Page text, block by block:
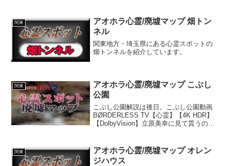
関東
アオホラ心霊/廃墟マップ 畑トン
ネル
関東地方・埼玉県にある心霊スポットの
畑トンネルを紹介しています。
関東
アオホラ心霊/廃墟マップ こぶし
公園
こぶし公園解説は後日。こぶし公園動画
BØRDERLESS TV【心霊】【4K HDR】
【DolbyVision】立原美幸に見て貰うので
視】【心霊映像】心霊...
関東
アオホラ心霊/廃墟マップ オレン
ジハウス